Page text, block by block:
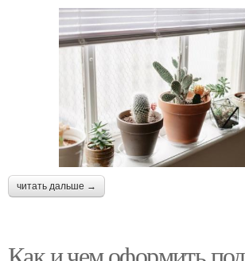
читать дальше →